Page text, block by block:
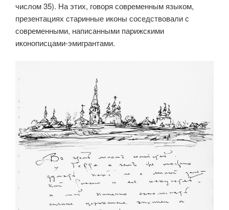
числом 35). На этих, говоря современным языком,
презентациях старинные иконы соседствовали с
современными, написанными париж­скими
иконописцами-эмигрантами.